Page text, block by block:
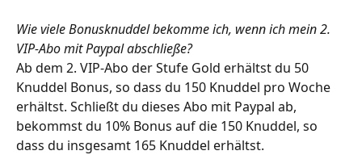
Wie viele Bonusknuddel bekomme ich, wenn ich mein 2.
VIP-Abo mit Paypal abschließe?
Ab dem 2. VIP-Abo der Stufe Gold erhältst du 50
Knuddel Bonus, so dass du 150 Knuddel pro Woche
erhältst. Schließt du dieses Abo mit Paypal ab,
bekommst du 10% Bonus auf die 150 Knuddel, so
dass du insgesamt 165 Knuddel erhältst.